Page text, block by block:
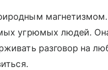
угрюмых людей.
разговор на